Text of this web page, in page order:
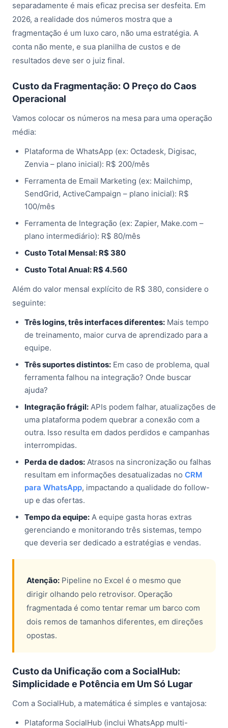
separadamente é mais eficaz precisa ser desfeita. Em
2026, a realidade dos números mostra que a
fragmentação é um luxo caro, não uma estratégia. A
conta não mente, e sua planilha de custos e de
resultados deve ser o juiz final.
Custo da Fragmentação: O Preço do Caos
Operacional
Vamos colocar os números na mesa para uma operação
média:
Plataforma de WhatsApp (ex: Octadesk, Digisac,
Zenvia – plano inicial): R$ 200/mês
Ferramenta de Email Marketing (ex: Mailchimp,
SendGrid, ActiveCampaign – plano inicial): R$
100/mês
Ferramenta de Integração (ex: Zapier, Make.com –
plano intermediário): R$ 80/mês
Custo Total Mensal: R$ 380
Custo Total Anual: R$ 4.560
Além do valor mensal explícito de R$ 380, considere o
seguinte:
Três logins, três interfaces diferentes: Mais tempo
de treinamento, maior curva de aprendizado para a
equipe.
Três suportes distintos: Em caso de problema, qual
ferramenta falhou na integração? Onde buscar
ajuda?
Integração frágil: APIs podem falhar, atualizações de
uma plataforma podem quebrar a conexão com a
outra. Isso resulta em dados perdidos e campanhas
interrompidas.
Perda de dados: Atrasos na sincronização ou falhas
resultam em informações desatualizadas no CRM
para WhatsApp, impactando a qualidade do follow-
up e das ofertas.
Tempo da equipe: A equipe gasta horas extras
gerenciando e monitorando três sistemas, tempo
que deveria ser dedicado a estratégias e vendas.
Atenção: Pipeline no Excel é o mesmo que
dirigir olhando pelo retrovisor. Operação
fragmentada é como tentar remar um barco com
dois remos de tamanhos diferentes, em direções
opostas.
Custo da Unificação com a SocialHub:
Simplicidade e Potência em Um Só Lugar
Com a SocialHub, a matemática é simples e vantajosa:
Plataforma SocialHub (inclui WhatsApp multi-